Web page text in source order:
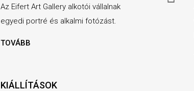
Az Eifert Art Gallery alkotói vállalnak
egyedi portré és alkalmi fotózást.
TOVÁBB
KIÁLLÍTÁSOK